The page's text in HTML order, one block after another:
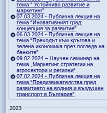
тема “ Устойчиво развитие и
маркетинг”
07.03.2024 - Публична лекция на
тема “Иновативният град:
концепция за развитие”
06.03.2024 - Публична лекция на
тема “Преходът към кръгова и
зелена икономика през погледа на
банките”
09.02.2024 – Научен семинар на
тема „Маркетинг стратегии на
агросектори и региони“
07.02.2024 - Публична лекция на
тема “Предизвикателства пред
развитието на водния и въздушен
транспорт в България”
2023